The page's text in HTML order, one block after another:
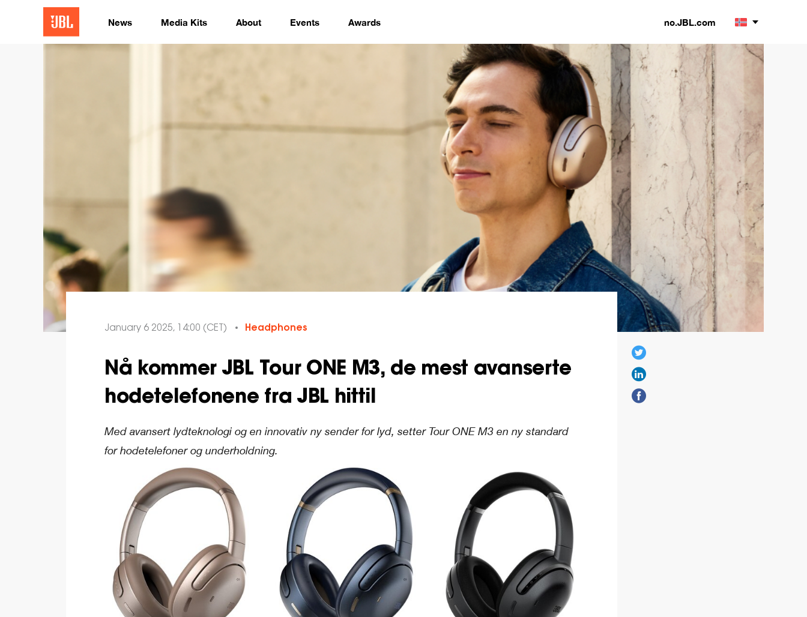
News Media Kits About Events Awards no.JBL.com
January 6 2025, 14:00 (CET) Headphones
Nå kommer JBL Tour ONE M3, de mest avanserte
hodetelefonene fra JBL hittil
Med avansert lydteknologi og en innovativ ny sender for lyd, setter Tour ONE M3 en ny standard
for hodetelefoner og underholdning.